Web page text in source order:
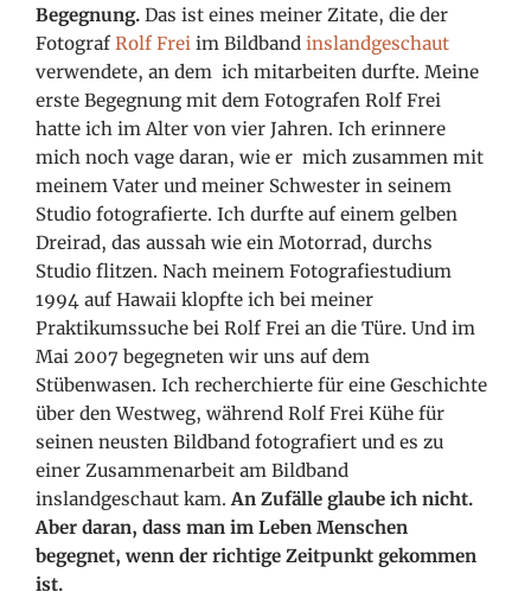
Begegnung.Das ist eines meiner Zitate, die der
FotografRolf Frei im Bildbandinslandgeschaut
verwendete, an dem ich mitarbeiten durfte. Meine
erste Begegnung mit dem Fotografen Rolf Frei
hatte ich im Alter von vier Jahren. Ich erinnere
mich noch vage daran, wie er mich zusammen mit
meinem Vater und meiner Schwester in seinem
Studio fotografierte. Ich durfte auf einem gelben
Dreirad, das aussah wie ein Motorrad, durchs
Studio flitzen. Nach meinem Fotografiestudium
1994 auf Hawaii klopfte ich bei meiner
Praktikumssuche bei Rolf Frei an die Türe. Und im
Mai 2007 begegneten wir uns auf dem
Stübenwasen. Ich recherchierte für eine Geschichte
über den Westweg, während Rolf Frei Kühe für
seinen neusten Bildband fotografiert und es zu
einer Zusammenarbeit am Bildband
inslandgeschaut kam.An Zufälle glaube ich nicht.
Aber daran, dass man im Leben Menschen
begegnet, wenn der richtige Zeitpunkt gekommen
ist.